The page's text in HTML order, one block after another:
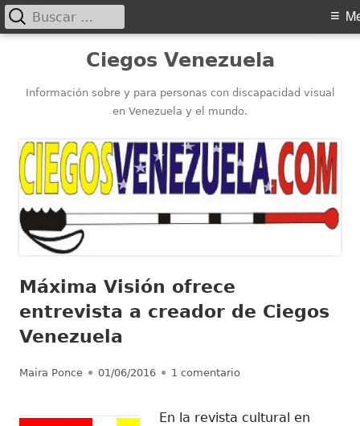
contenido
Ciegos Venezuela
Información sobre y para personas con discapacidad visual
en Venezuela y el mundo.
Menú
principal
Buscar:
Máxima Visión ofrece
entrevista a creador de Ciegos
Venezuela
Autor
Maira Ponce Publicado
01/06/2016 1 comentarioen Máxima Visión
En la revista cultural en